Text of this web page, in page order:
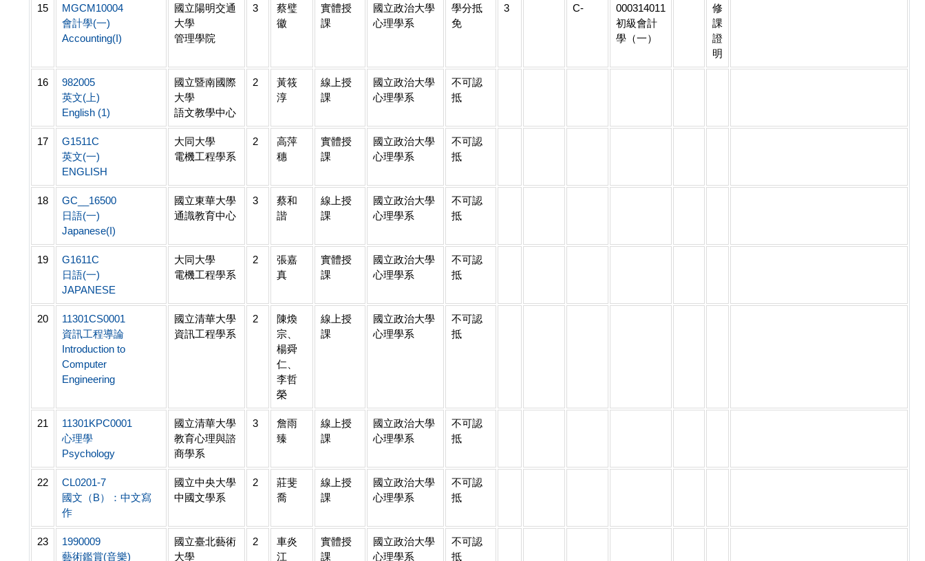
15
MGCM10004
會計學(一)
Accounting(I)
國立陽明交通
大學
管理學院
3
蔡璧
徽
實體授
課
國立政治大學
心理學系
學分抵
免
3 C-
000314011
初級會計
學（一）
修
課
證
明
16
982005
英文(上)
English (1)
國立暨南國際
大學
語文教學中心
2
黃筱
淳
線上授
課
國立政治大學
心理學系
不可認
抵
17
G1511C
英文(一)
ENGLISH
大同大學
電機工程學系
2
高萍
穗
實體授
課
國立政治大學
心理學系
不可認
抵
18
GC__16500
日語(一)
Japanese(I)
國立東華大學
通識教育中心
3
蔡和
諧
線上授
課
國立政治大學
心理學系
不可認
抵
19
G1611C
日語(一)
JAPANESE
大同大學
電機工程學系
2
張嘉
真
實體授
課
國立政治大學
心理學系
不可認
抵
20
11301CS0001
資訊工程導論
Introduction to
Computer
Engineering
國立清華大學
資訊工程學系
2
陳煥
宗、
楊舜
仁、
李哲
榮
線上授
課
國立政治大學
心理學系
不可認
抵
21
11301KPC0001
心理學
Psychology
國立清華大學
教育心理與諮
商學系
3
詹雨
臻
線上授
課
國立政治大學
心理學系
不可認
抵
22
CL0201-7
國文（B）：中文寫
作
國立中央大學
中國文學系
2
莊斐
喬
線上授
課
國立政治大學
心理學系
不可認
抵
23
1990009
藝術鑑賞(音樂)
國立臺北藝術
大學
2
車炎
江
實體授
課
國立政治大學
心理學系
不可認
抵